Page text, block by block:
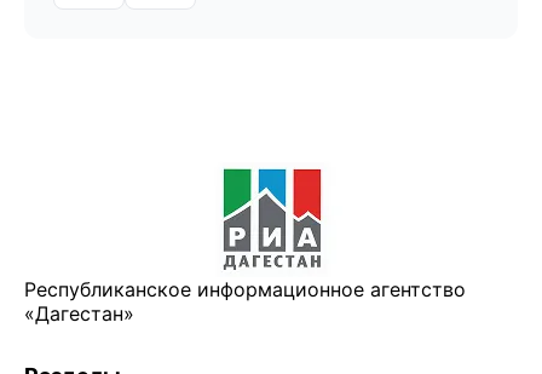
Республиканское информационное агентство
«Дагестан»